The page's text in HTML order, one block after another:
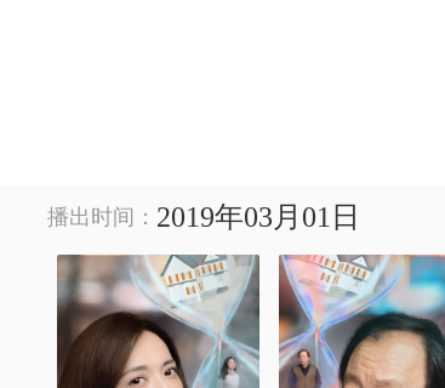
播出时间： 2019年03月01日